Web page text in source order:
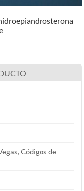
Códigos de